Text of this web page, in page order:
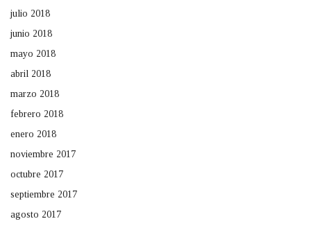
julio 2018
junio 2018
mayo 2018
abril 2018
marzo 2018
febrero 2018
enero 2018
noviembre 2017
octubre 2017
septiembre 2017
agosto 2017